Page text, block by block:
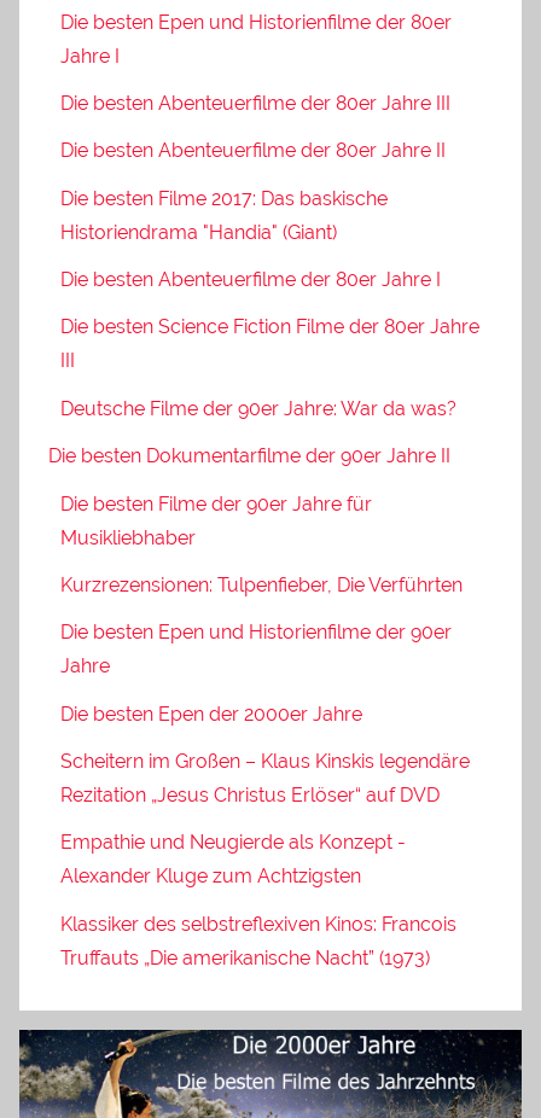
Die besten Epen und Historienfilme der 80er
Jahre I
Die besten Abenteuerfilme der 80er Jahre III
Die besten Abenteuerfilme der 80er Jahre II
Die besten Filme 2017: Das baskische
Historiendrama "Handia" (Giant)
Die besten Abenteuerfilme der 80er Jahre I
Die besten Science Fiction Filme der 80er Jahre
Deutsche Filme der 90er Jahre: War da was?
Die besten Dokumentarfilme der 90er Jahre II
Die besten Filme der 90er Jahre für
Musikliebhaber
Kurzrezensionen: Tulpenfieber, Die Verführten
Die besten Epen und Historienfilme der 90er
Jahre
Die besten Epen der 2000er Jahre
Scheitern im Großen – Klaus Kinskis legendäre
Rezitation „Jesus Christus Erlöser“ auf DVD
Empathie und Neugierde als Konzept -
Alexander Kluge zum Achtzigsten
Klassiker des selbstreflexiven Kinos: Francois
Truffauts „Die amerikanische Nacht” (1973)